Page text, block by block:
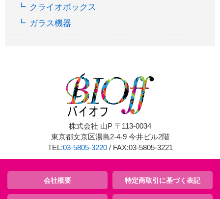
クライオボックス
ガラス機器
株式会社 山P 〒113-0034
東京都文京区湯島2-4-9 今井ビル2階
TEL:03-5805-3220/ FAX:03-5805-3221
会社概要 特定商取引に基づく表記